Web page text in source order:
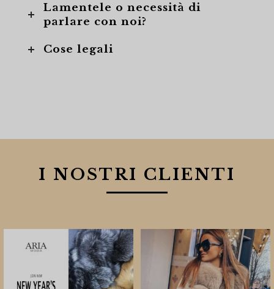
Lamentele o necessità di
parlare con noi?
Cose legali
I NOSTRI CLIENTI